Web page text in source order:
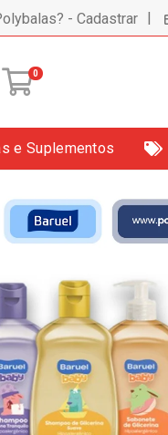
- Cadastrar |
0
e Suplementos